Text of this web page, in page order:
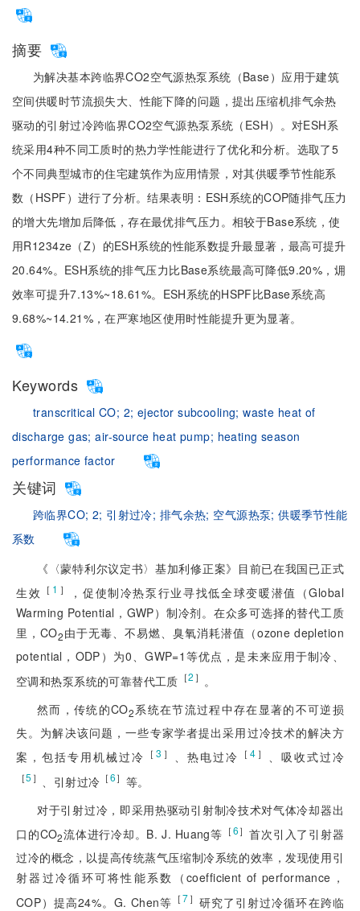
摘要
为解决基本跨临界CO2空气源热泵系统（Base）应用于建筑
空间供暖时节流损失大、性能下降的问题，提出压缩机排气余热
驱动的引射过冷跨临界CO2空气源热泵系统（ESH）。对ESH系
统采用4种不同工质时的热力学性能进行了优化和分析。选取了5
个不同典型城市的住宅建筑作为应用情景，对其供暖季节性能系
数（HSPF）进行了分析。结果表明：ESH系统的COP随排气压力
的增大先增加后降低，存在最优排气压力。相较于Base系统，使
用R1234ze（Z）的ESH系统的性能系数提升最显著，最高可提升
20.64%。ESH系统的排气压力比Base系统最高可降低9.20%，㶲
效率可提升7.13%~18.61%。ESH系统的HSPF比Base系统高
9.68%~14.21%，在严寒地区使用时性能提升更为显著。
Keywords
transcritical CO; 2; ejector subcooling;waste heat of
discharge gas;air-source heat pump; heating season
performance factor
关键词
跨临界CO; 2; 引射过冷; 排气余热; 空气源热泵;供暖季节性能
系数
《〈蒙特利尔议定书〉基加利修正案》目前已在我国已正式
生效 ［ 1 ］
，促使制冷热泵行业寻找低全球变暖潜值（Global
Warming Potential，GWP）制冷剂。在众多可选择的替代工质
里，CO2由于无毒、不易燃、臭氧消耗潜值（ozone depletion
potential，ODP）为0、GWP=1等优点，是未来应用于制冷、
空调和热泵系统的可靠替代工质 ［2 ］ 。
然而，传统的CO2系统在节流过程中存在显著的不可逆损
失。为解决该问题，一些专家学者提出采用过冷技术的解决方
案，包括专用机械过冷 ［ 3 ］ 、热电过冷 ［ 4 ］ 、吸收式过冷
［5 ］ 、引射过冷 ［6］ 等。
对于引射过冷，即采用热驱动引射制冷技术对气体冷却器出
口的CO2流体进行冷却。B. J. Huang等 ［6］首次引入了引射器
过冷的概念，以提高传统蒸气压缩制冷系统的效率，发现使用引
射器过冷循环可将性能系数（coefficient of performance，
COP）提高24%。G. Chen等 ［7］研究了引射过冷循环在跨临